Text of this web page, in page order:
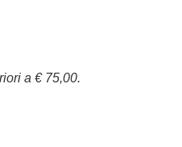
per ordini inferiori a € 75,00.